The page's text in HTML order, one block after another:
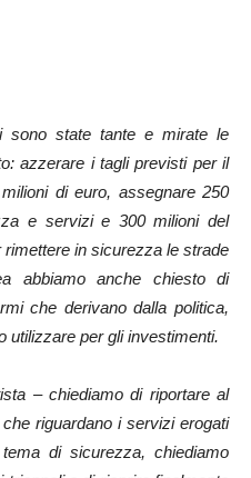
sono state tante e mirate le
azzerare i tagli previsti per il
di euro, assegnare 250
e servizi e 300 milioni del
in sicurezza le strade
abbiamo anche chiesto di
che derivano dalla politica,
utilizzare per gli investimenti.
– chiediamo di riportare al
riguardano i servizi erogati
di sicurezza, chiediamo